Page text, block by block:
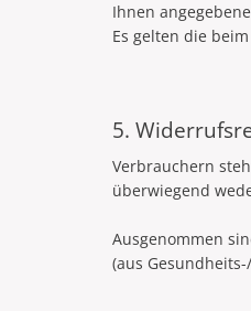
Ihnen
Es gelten die
5.
Verbrauchern
überwiegend
Ausgenommen
(aus